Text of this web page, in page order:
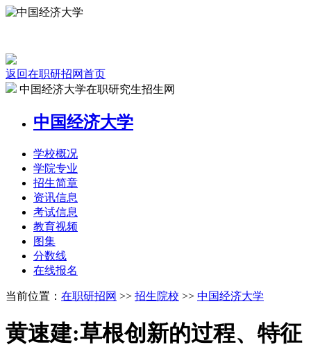
返回在职研招网首页
中国经济大学在职研究生招生网
中国经济大学
学校概况
学院专业
招生简章
资讯信息
考试信息
教育视频
图集
分数线
在线报名
当前位置： 在职研招网 >> 招生院校 >> 中国经济大学
黄速建:草根创新的过程、特征